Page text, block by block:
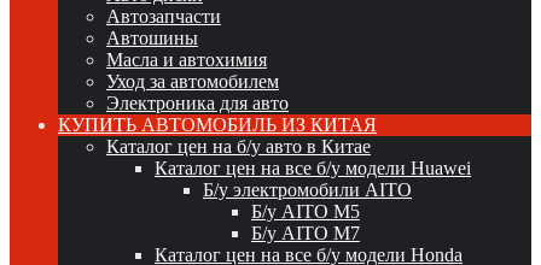
Автозапчасти
Автошины
Масла и автохимия
Уход за автомобилем
Электроника для авто
КУПИТЬ АВТОМОБИЛЬ ИЗ КИТАЯ
Каталог цен на б/у авто в Китае
Каталог цен на все б/у модели Huawei
Б/у электромобили AITO
Б/у AITO M5
Б/у AITO M7
Каталог цен на все б/у модели Honda